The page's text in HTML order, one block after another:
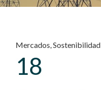
Mercados,Sostenibilidad
18